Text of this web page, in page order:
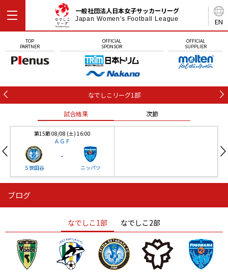
EN
一般社団法人日本女子サッカーリーグ
Japan Women's Football League
TOP
PARTNER
OFFICIAL
SPONSOR
OFFICIAL
SUPPLIER
なでしこリーグ1部
試合結果 次節
第15節 08/08 (土) 16:00
ＡＧＦ
Ｓ世田谷
-
ニッパツ
ニッパツ
ニッパツ 名古屋
石人の星
静岡 愛媛Ｌ
ブログ
なでしこ1部 なでしこ2部